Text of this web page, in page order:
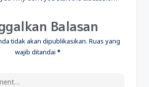
Balasan
tidak akan dipublikasikan. Ruas yang
wajib ditandai *